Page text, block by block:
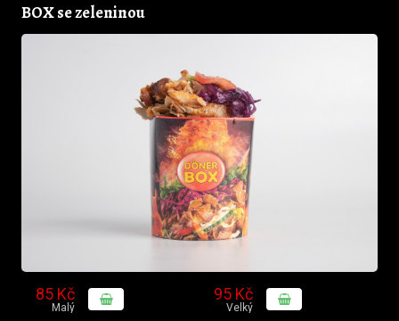
BOX se zeleninou
85 Kč
Malý
95 Kč
Velký